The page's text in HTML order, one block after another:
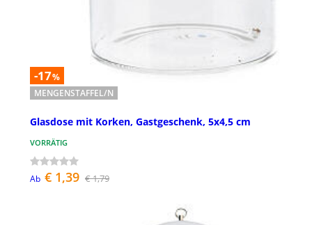
-17%
MENGENSTAFFEL/N
Glasdose mit Korken, Gastgeschenk, 5x4,5 cm
VORRÄTIG
Ab € 1,39 € 1,79